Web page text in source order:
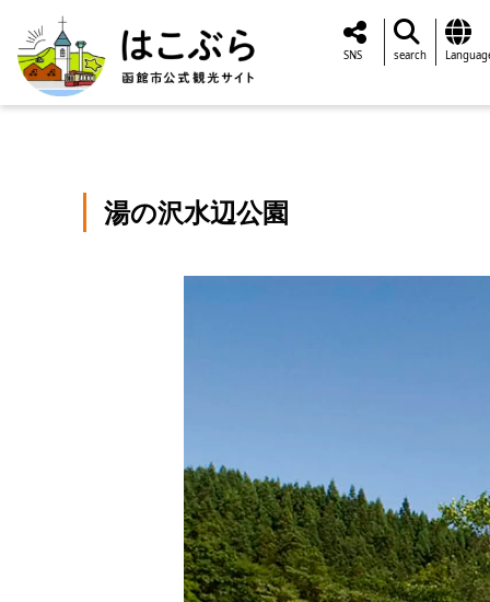
SNS search
湯の沢水辺公園